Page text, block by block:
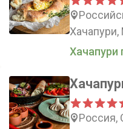
Хачапури,
Хачапури
Россия,